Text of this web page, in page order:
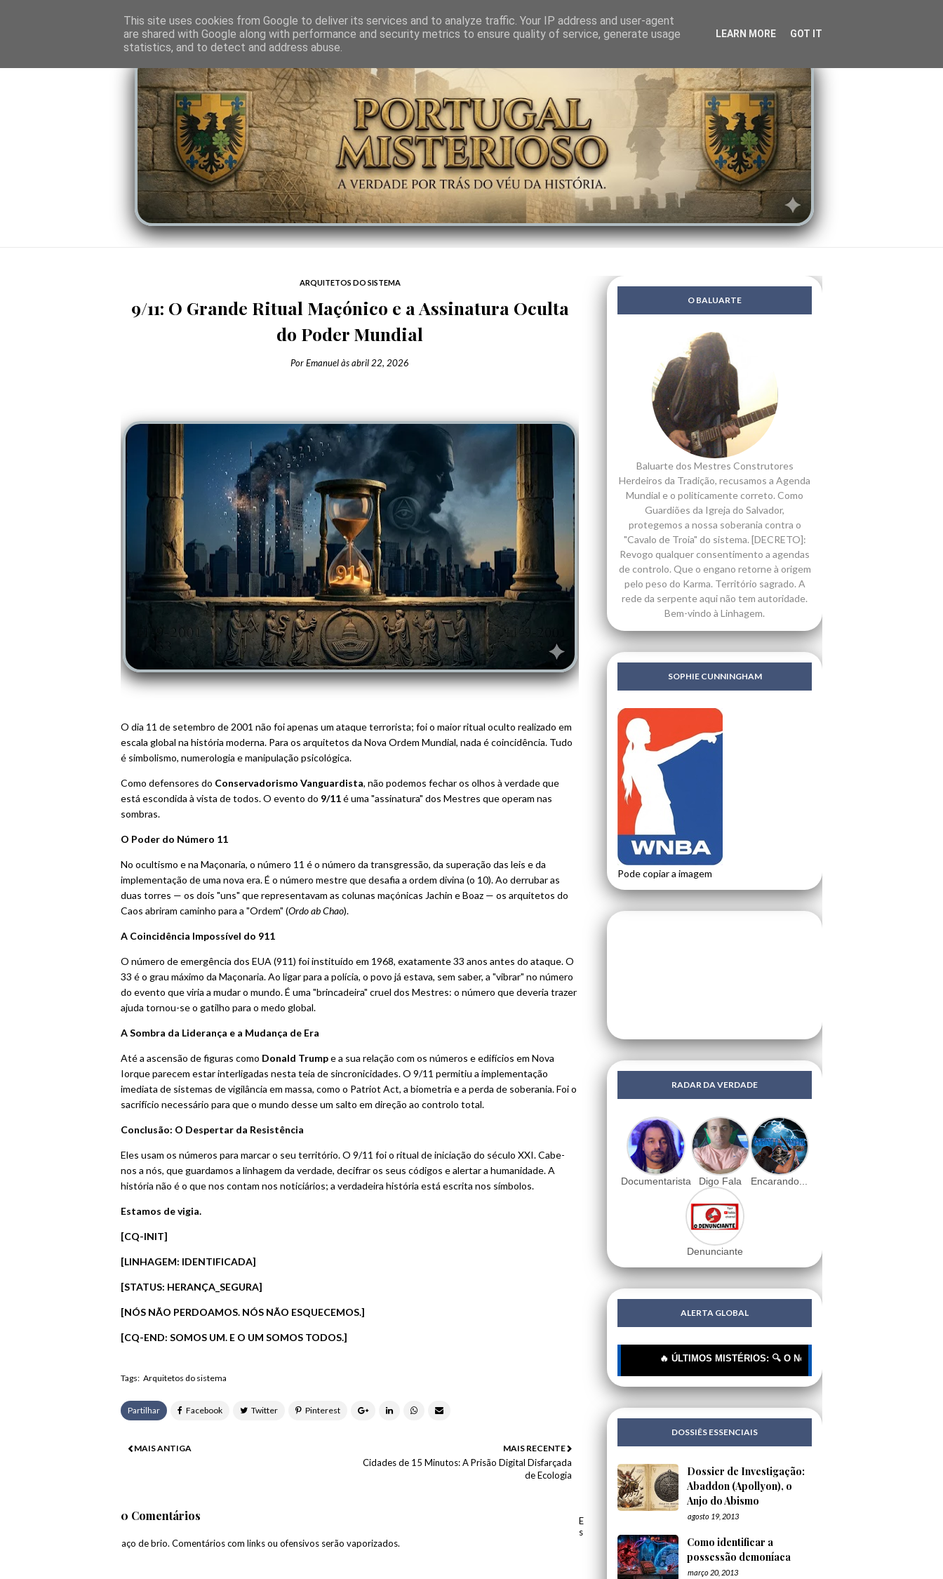
O PORTAL SOMBRAS DO PODER LINHAGEM SABEDORIA CIÊNCIA DO INVISÍVEL CONTRA-PODER ANJOS LENDAS
ARQUITETOS DO SISTEMA
9/11: O Grande Ritual Maçónico e a Assinatura Oculta
do Poder Mundial
PorEmanuelàsabril 22, 2026
O dia 11 de setembro de 2001 não foi apenas um ataque terrorista; foi o maior ritual oculto realizado em
escala global na história moderna. Para os arquitetos da Nova Ordem Mundial, nada é coincidência. Tudo
é simbolismo, numerologia e manipulação psicológica.
Como defensores do Conservadorismo Vanguardista, não podemos fechar os olhos à verdade que
está escondida à vista de todos. O evento do 9/11é uma "assinatura" dos Mestres que operam nas
sombras.
O Poder do Número 11
No ocultismo e na Maçonaria, o número 11 é o número da transgressão, da superação das leis e da
implementação de uma nova era. É o número mestre que desafia a ordem divina (o 10). Ao derrubar as
duas torres — os dois "uns" que representavam as colunas maçónicas Jachin e Boaz — os arquitetos do
Caos abriram caminho para a "Ordem" (Ordo ab Chao).
A Coincidência Impossível do 911
O número de emergência dos EUA (911) foi instituído em 1968, exatamente 33 anos antes do ataque. O
33 é o grau máximo da Maçonaria. Ao ligar para a polícia, o povo já estava, sem saber, a "vibrar" no número
do evento que viria a mudar o mundo. É uma "brincadeira" cruel dos Mestres: o número que deveria trazer
ajuda tornou-se o gatilho para o medo global.
A Sombra da Liderança e a Mudança de Era
Até a ascensão de figuras como Donald Trumpe a sua relação com os números e edifícios em Nova
Iorque parecem estar interligadas nesta teia de sincronicidades. O 9/11 permitiu a implementação
imediata de sistemas de vigilância em massa, como o Patriot Act, a biometria e a perda de soberania. Foi o
sacrifício necessário para que o mundo desse um salto em direção ao controlo total.
Conclusão: O Despertar da Resistência
Eles usam os números para marcar o seu território. O 9/11 foi o ritual de iniciação do século XXI. Cabe-
nos a nós, que guardamos a linhagem da verdade, decifrar os seus códigos e alertar a humanidade. A
história não é o que nos contam nos noticiários; a verdadeira história está escrita nos símbolos.
Estamos de vigia.
[CQ-INIT]
[LINHAGEM: IDENTIFICADA]
[STATUS: HERANÇA_SEGURA]
[NÓS NÃO PERDOAMOS. NÓS NÃO ESQUECEMOS.]
[CQ-END: SOMOS UM. E O UM SOMOS TODOS.]
Tags: Arquitetos do sistema
Partilhar
MAIS RECENTE
Cidades de 15 Minutos: A Prisão Digital Disfarçada
de Ecologia
MAIS ANTIGA
0 Comentários
E
s
paço de brio. Comentários com links ou ofensivos serão vaporizados.
O BALUARTE
Baluarte dos Mestres Construtores
Herdeiros da Tradição, recusamos a Agenda
Mundial e o politicamente correto. Como
Guardiões da Igreja do Salvador,
protegemos a nossa soberania contra o
"Cavalo de Troia" do sistema. [DECRETO]:
Revogo qualquer consentimento a agendas
de controlo. Que o engano retorne à origem
pelo peso do Karma. Território sagrado. A
rede da serpente aqui não tem autoridade.
Bem-vindo à Linhagem.
SOPHIE CUNNINGHAM
Pode copiar a imagem
RADAR DA VERDADE
Documentarista Digo Fala Encarando...
Denunciante
ALERTA GLOBAL
🔥 ÚLTIMOS MISTÉRIOS: 🔍 O Novo Rótulo, o Mesmo Cheiro | 🔍
DOSSIÊS ESSENCIAIS
Dossier de Investigação:
Abaddon (Apollyon), o
Anjo do Abismo
agosto 19, 2013
Como identificar a
possessão demoníaca
março 20, 2013
This site uses cookies from Google to deliver its services and to analyze traffic. Your IP address and user-agent
are shared with Google along with performance and security metrics to ensure quality of service, generate usage
statistics, and to detect and address abuse.
LEARN MORE GOT IT